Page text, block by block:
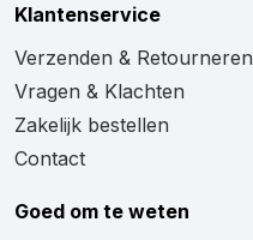
Klantenservice
Verzenden & Retourneren
Vragen & Klachten
Zakelijk bestellen
Contact
Goed om te weten